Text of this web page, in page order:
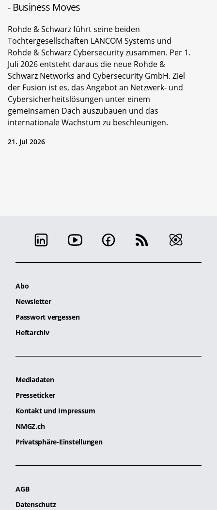
- Business Moves
Rohde & Schwarz führt seine beiden
Tochtergesellschaften LANCOM Systems und
Rohde & Schwarz Cybersecurity zusammen. Per 1.
Juli 2026 entsteht daraus die neue Rohde &
Schwarz Networks and Cybersecurity GmbH. Ziel
der Fusion ist es, das Angebot an Netzwerk- und
Cybersicherheitslösungen unter einem
gemeinsamen Dach auszubauen und das
internationale Wachstum zu beschleunigen.
21. Jul 2026
Abo
Newsletter
Passwort vergessen
Heftarchiv
Mediadaten
Presseticker
Kontakt und Impressum
NMGZ.ch
Privatsphäre-Einstellungen
AGB
Datenschutz